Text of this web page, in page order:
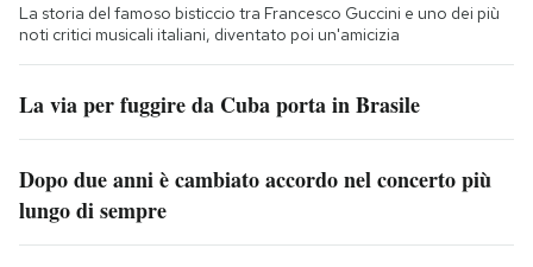
La storia del famoso bisticcio tra Francesco Guccini e uno dei più
noti critici musicali italiani, diventato poi un'amicizia
La via per fuggire da Cuba porta in Brasile
Dopo due anni è cambiato accordo nel concerto più
lungo di sempre